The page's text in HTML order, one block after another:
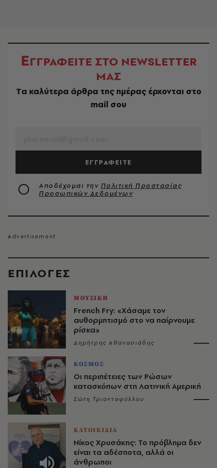
EΠΙΛΟΓΈΣ
ΜΟΥΣΙΚΗ
French Fry: «Χάσαμε τον
αυθορμητισμό στο να παίρνουμε
ρίσκα»
Δημήτρης Αθανασιάδης
ΚΟΣΜΟΣ
Οι περιπέτειες των Ρώσων
κατασκόπων στη Λατινική Αμερική
Σώτη Τριανταφύλλου
ΚΑΤΟΙΚΙΔΙΑ
Νίκος Χρυσάκης: Το πρόβλημα δεν
είναι τα αδέσποτα, αλλά οι
άνθρωποι
ΕΓΓΡΑΦΕΙΤΕ ΣΤΟ NEWSLETTER
ΜΑΣ
Tα καλύτερα άρθρα της ημέρας έρχονται στο
mail σου
ΕΓΓΡΑΦΕΙΤΕ
Αποδέχομαι την Πολιτική Προστασίας
Προσωπικών Δεδομένων